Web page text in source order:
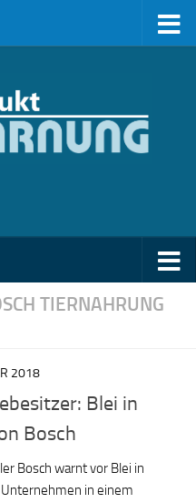
TIERNAHRUNG
2018
Blei in
Bosch
Bosch warnt vor Blei in
in einem